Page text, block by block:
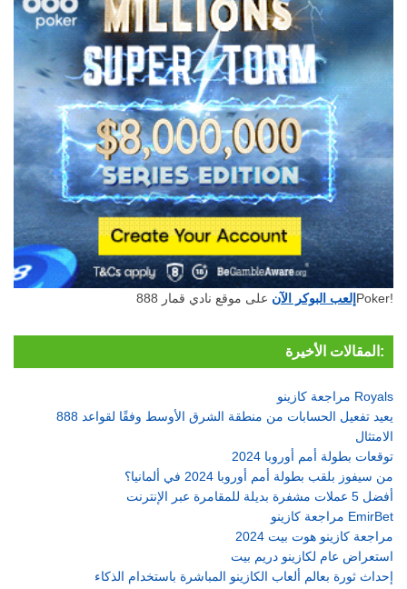
إلعب البوكر الآن على موقع نادي قمار 888Poker!
المقالات الأخيرة:
مراجعة كازينو Royals
888 يعيد تفعيل الحسابات من منطقة الشرق الأوسط وفقًا لقواعد
الامتثال
توقعات بطولة أمم أوروبا 2024
من سيفوز بلقب بطولة أمم أوروبا 2024 في ألمانيا؟
أفضل 5 عملات مشفرة بديلة للمقامرة عبر الإنترنت
مراجعة كازينو EmirBet
مراجعة كازينو هوت بيت 2024
استعراض عام لكازينو دريم بيت
إحداث ثورة بعالم ألعاب الكازينو المباشرة باستخدام الذكاء